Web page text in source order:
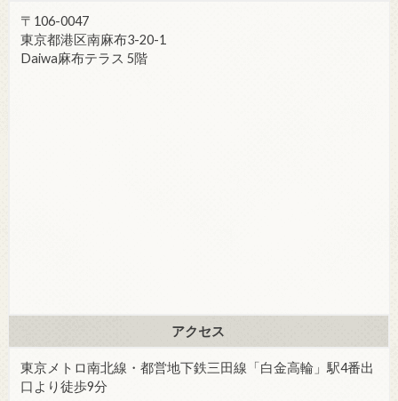
〒106-0047
東京都港区南麻布3-20-1
Daiwa麻布テラス 5階
アクセス
東京メトロ南北線・都営地下鉄三田線「白金高輪」駅4番出
口より徒歩9分